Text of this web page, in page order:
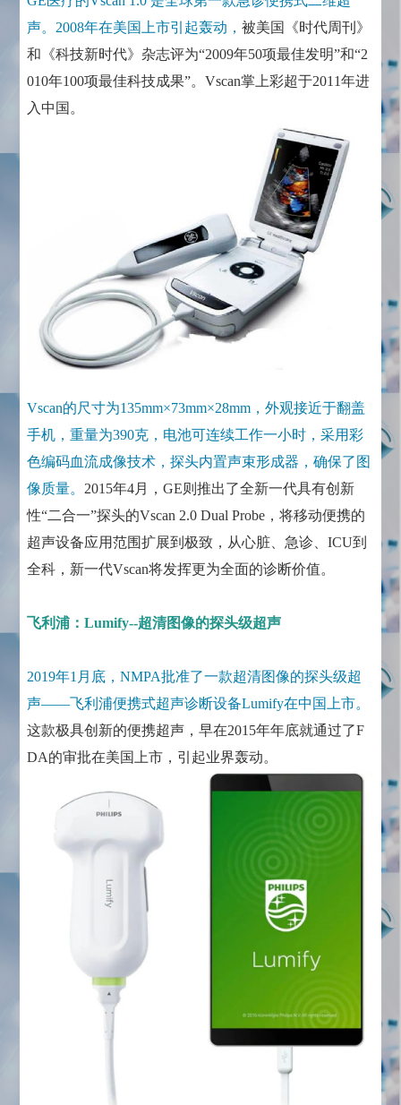
声。2008年在美国上市引起轰动，被美国《时代周刊》
和《科技新时代》杂志评为“2009年50项最佳发明”和“2
010年100项最佳科技成果”。Vscan掌上彩超于2011年进
入中国。
Vscan的尺寸为135mm×73mm×28mm，外观接近于翻盖
手机，重量为390克，电池可连续工作一小时，采用彩
色编码血流成像技术，探头内置声束形成器，确保了图
像质量。 2015年4月，GE则推出了全新一代具有创新
性“二合一”探头的Vscan 2.0 Dual Probe，将移动便携的
超声设备应用范围扩展到极致，从心脏、急诊、ICU到
全科，新一代Vscan将发挥更为全面的诊断价值。
飞利浦：Lumify--超清图像的探头级超声
2019年1月底，NMPA批准了一款超清图像的探头级超
声——飞利浦便携式超声诊断设备Lumify在中国上市。
这款极具创新的便携超声，早在2015年年底就通过了F
DA的审批在美国上市，引起业界轰动。